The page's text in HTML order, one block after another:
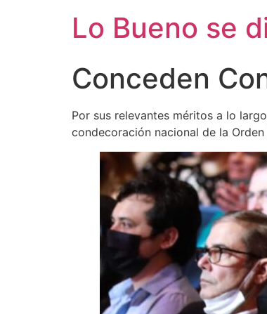
Lo Bueno se
Conceden
Por sus relevantes méritos a lo
condecoración nacional de la